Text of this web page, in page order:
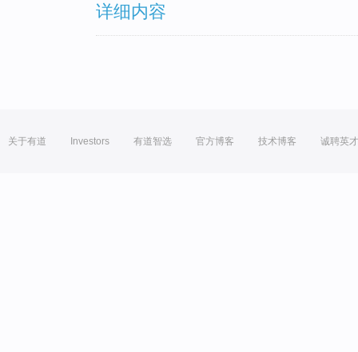
详细内容
关于有道 Investors 有道智选 官方博客 技术博客 诚聘英才